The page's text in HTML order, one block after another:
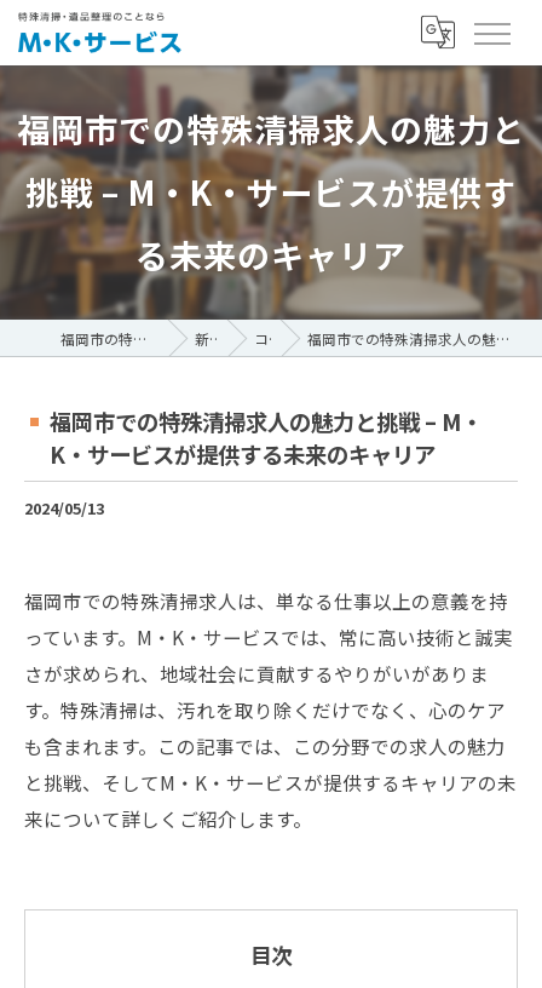
福岡市での特殊清掃求人の魅力と
挑戦 – M・K・サービスが提供す
る未来のキャリア
福岡市の特殊清掃ならM・K・サービス 新着情報 コラム 福岡市での特殊清掃求人の魅力と挑戦 – M・K・サービスが提供する未来のキャリア
福岡市での特殊清掃求人の魅力と挑戦 – M・
K・サービスが提供する未来のキャリア
2024/05/13
福岡市での特殊清掃求人は、単なる仕事以上の意義を持
っています。M・K・サービスでは、常に高い技術と誠実
さが求められ、地域社会に貢献するやりがいがありま
す。特殊清掃は、汚れを取り除くだけでなく、心のケア
も含まれます。この記事では、この分野での求人の魅力
と挑戦、そしてM・K・サービスが提供するキャリアの未
来について詳しくご紹介します。
目次